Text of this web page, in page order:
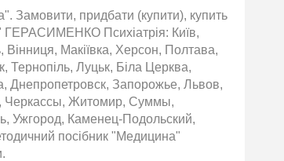
Замовити, придбати (купити), купить
ГЕРАСИМЕНКО Психіатрія: Київ,
Вінниця, Макіївка, Херсон, Полтава,
Тернопіль, Луцьк, Біла Церква,
Днепропетровск, Запорожье, Львов,
Черкассы, Житомир, Суммы,
Ужгород, Каменец-Подольский,
посібник "Медицина"